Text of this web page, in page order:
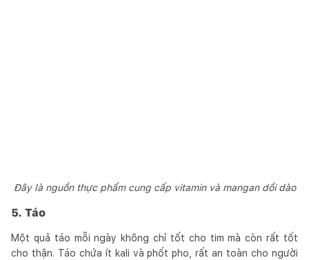
Đây là nguồn thực phẩm cung cấp vitamin và mangan dồi dào
5. Táo
Một quả táo mỗi ngày không chỉ tốt cho tim mà còn rất tốt
cho thận. Táo chứa ít kali và phốt pho, rất an toàn cho người